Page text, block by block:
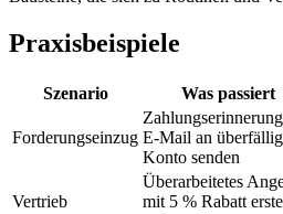
Praxisbeispiele
Szenario Was passiert
Forderungseinzug E-Mail an
Konto senden
Vertrieb
Überarbeitetes
mit 5 % Rabatt